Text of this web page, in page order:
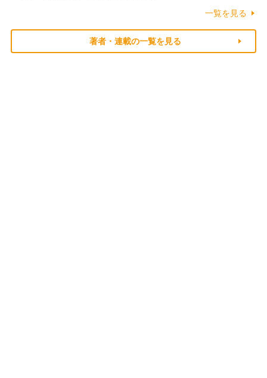
一覧を見る
著者・連載の一覧を見る